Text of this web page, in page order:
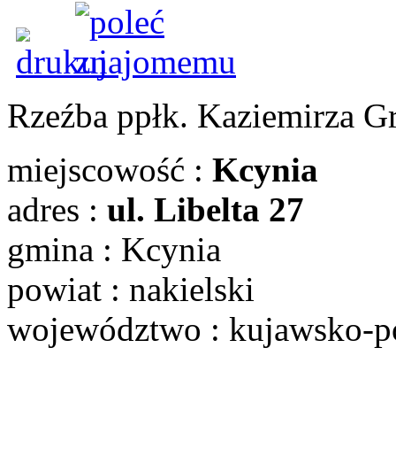
Rzeźba ppłk. Kaziemirza
miejscowość : Kcynia
adres : ul. Libelta 27
gmina : Kcynia
powiat : nakielski
województwo : kujawsko-